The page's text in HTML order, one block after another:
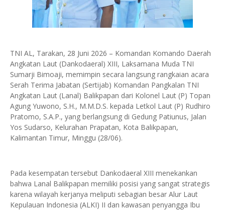
TNI AL, Tarakan, 28 Juni 2026 – Komandan Komando Daerah
Angkatan Laut (Dankodaeral) XIII, Laksamana Muda TNI
Sumarji Bimoaji, memimpin secara langsung rangkaian acara
Serah Terima Jabatan (Sertijab) Komandan Pangkalan TNI
Angkatan Laut (Lanal) Balikpapan dari Kolonel Laut (P) Topan
Agung Yuwono, S.H., M.M.D.S. kepada Letkol Laut (P) Rudhiro
Pratomo, S.A.P., yang berlangsung di Gedung Patiunus, Jalan
Yos Sudarso, Kelurahan Prapatan, Kota Balikpapan,
Kalimantan Timur, Minggu (28/06).
Pada kesempatan tersebut Dankodaeral XIII menekankan
bahwa Lanal Balikpapan memiliki posisi yang sangat strategis
karena wilayah kerjanya meliputi sebagian besar Alur Laut
Kepulauan Indonesia (ALKI) II dan kawasan penyangga Ibu